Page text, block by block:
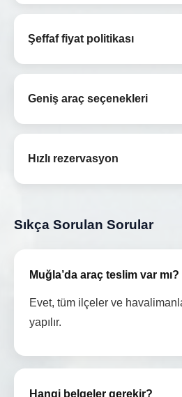
Şeffaf fiyat politikası
Geniş araç seçenekleri
Hızlı rezervasyon
Sıkça Sorulan Sorular
Muğla’da araç teslim var mı?
Evet, tüm ilçeler ve
yapılır.
Hangi belgeler gerekir?